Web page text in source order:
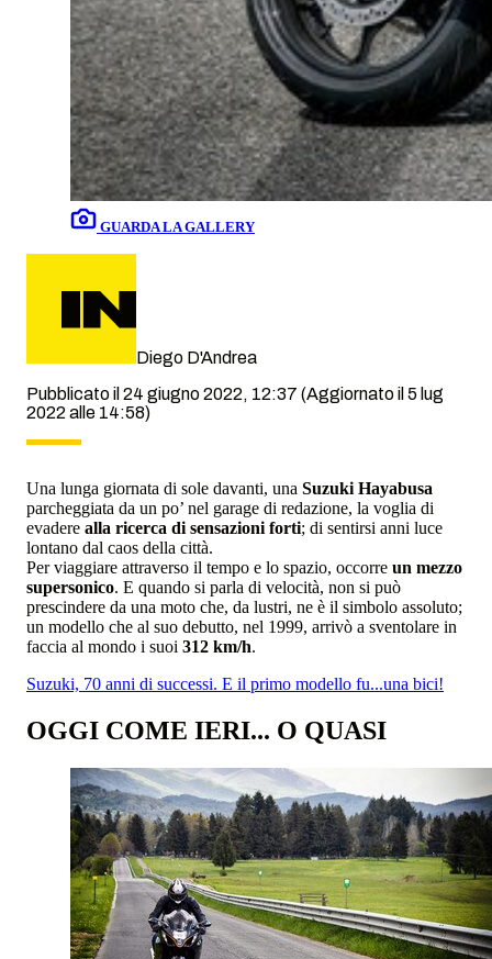
GUARDA LA GALLERY
Diego D'Andrea
Pubblicato il 24 giugno 2022, 12:37 (Aggiornato il 5 lug
2022 alle 14:58)
Una lunga giornata di sole davanti, una Suzuki Hayabusa
parcheggiata da un po’ nel garage di redazione, la voglia di
evadere alla ricerca di sensazioni forti; di sentirsi anni luce
lontano dal caos della città.
Per viaggiare attraverso il tempo e lo spazio, occorre un mezzo
supersonico. E quando si parla di velocità, non si può
prescindere da una moto che, da lustri, ne è il simbolo assoluto;
un modello che al suo debutto, nel 1999, arrivò a sventolare in
faccia al mondo i suoi 312 km/h.
Suzuki, 70 anni di successi. E il primo modello fu...una bici!
OGGI COME IERI... O QUASI